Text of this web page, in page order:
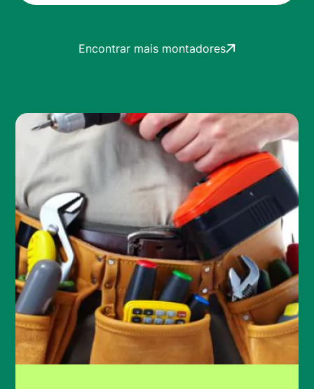
Encontrar mais montadores